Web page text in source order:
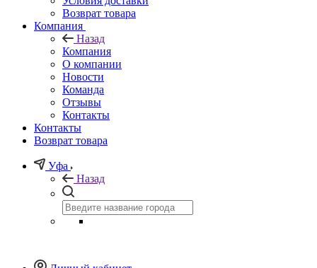
Возврат товара
Компания
Назад
Компания
О компании
Новости
Команда
Отзывы
Контакты
Контакты
Возврат товара
Уфа
Назад